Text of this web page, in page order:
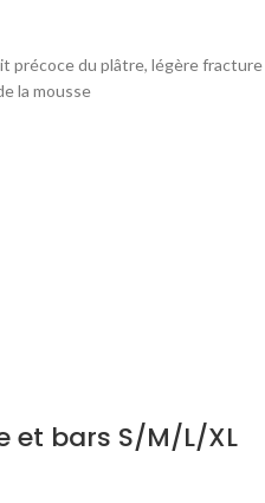
précoce du plâtre, légère fracture
la mousse
et bars S/M/L/XL